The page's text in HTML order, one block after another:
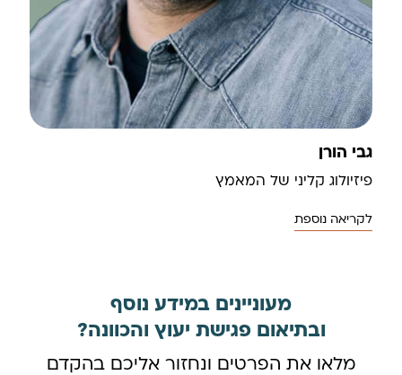
גבי הורן
פיזיולוג קליני של המאמץ
לקריאה נוספת
מעוניינים במידע נוסף
ובתיאום פגישת יעוץ והכוונה?
מלאו את הפרטים ונחזור אליכם בהקדם